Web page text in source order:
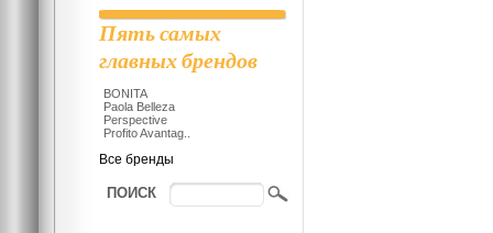
Пять самых
главных брендов
BONITA
Paola Belleza
Perspective
Profito Avantag..
Все бренды
ПОИСК